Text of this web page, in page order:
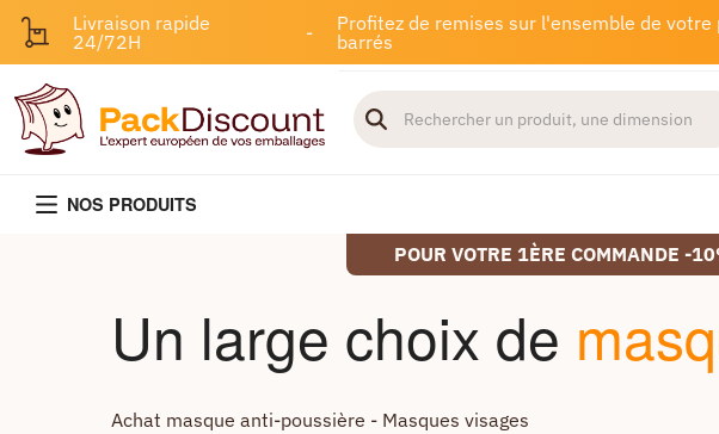
Livraison rapide
24/72H
-
Profitez de remises sur l'ensemble de votre
barrés
NOS PRODUITS
POUR VOTRE 1ÈRE COMMANDE -
Un large choix de
Achat masque anti-poussière - Masques visages